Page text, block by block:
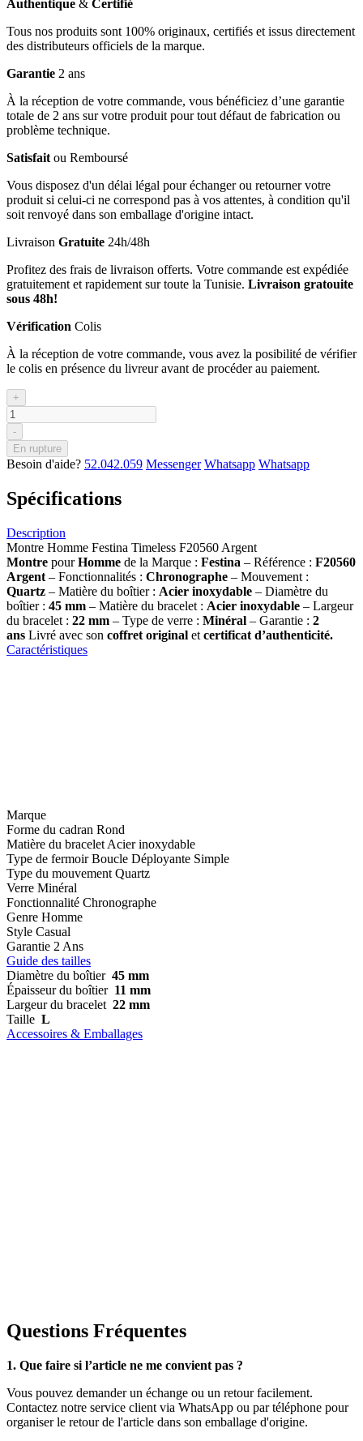
Authentique & Certifié
Tous nos produits sont 100% originaux, certifiés et issus directement
des distributeurs officiels de la marque.
Garantie 2 ans
À la réception de votre commande, vous bénéficiez d’une garantie
totale de 2 ans sur votre produit pour tout défaut de fabrication ou
problème technique.
Satisfait ou Remboursé
Vous disposez d'un délai légal pour échanger ou retourner votre
produit si celui-ci ne correspond pas à vos attentes, à condition qu'il
soit renvoyé dans son emballage d'origine intact.
Livraison Gratuite 24h/48h
Profitez des frais de livraison offerts. Votre commande est expédiée
gratuitement et rapidement sur toute la Tunisie. Livraison gratouite
sous 48h!
Vérification Colis
À la réception de votre commande, vous avez la posibilité de vérifier
le colis en présence du livreur avant de procéder au paiement.
+
-
En rupture
Besoin d'aide? 52.042.059 Messenger Whatsapp Whatsapp
Spécifications
Description
Montre Homme Festina Timeless F20560 Argent
Montre pourHomme de la Marque : Festina – Référence : F20560
Argent – Fonctionnalités : Chronographe – Mouvement :
Quartz – Matière du boîtier : Acier inoxydable – Diamètre du
boîtier : 45 mm – Matière du bracelet : Acier inoxydable – Largeur
du bracelet : 22 mm – Type de verre : Minéral – Garantie : 2
ans Livré avec son coffret original et certificat d’authenticité.
Caractéristiques
Marque
Forme du cadran Rond
Matière du bracelet Acier inoxydable
Type de fermoir Boucle Déployante Simple
Type du mouvement Quartz
Verre Minéral
Fonctionnalité Chronographe
Genre Homme
Style Casual
Garantie 2 Ans
Guide des tailles
Diamètre du boîtier 45 mm
Épaisseur du boîtier 11 mm
Largeur du bracelet 22 mm
Taille L
Accessoires & Emballages
Questions Fréquentes
1. Que faire si l’article ne me convient pas ?
Vous pouvez demander un échange ou un retour facilement.
Contactez notre service client via WhatsApp ou par téléphone pour
organiser le retour de l'article dans son emballage d'origine.